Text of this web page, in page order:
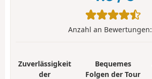
Anzahl an Bewertungen:
Zuverlässigkeit
der
Bequemes
Folgen der Tour